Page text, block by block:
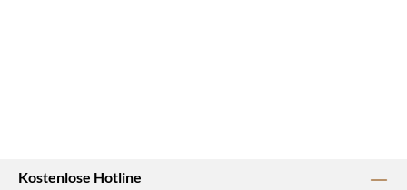
Kostenlose Hotline